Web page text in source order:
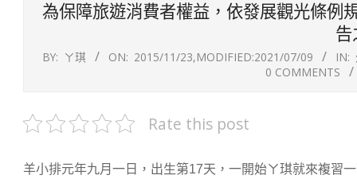
為保障旅遊消費者權益，依發展觀光條例
告
BY: ㄚ琪 ON: 2015/11/23,MODIFIED:2021/07/09 IN:
0 COMMENTS
Rate this post
羊小排元年九月一日，出生第17天，一開始ㄚ琪就來複習